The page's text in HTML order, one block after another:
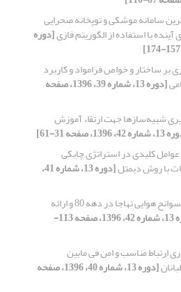
سامانه موشکی و توپخانه صحرایی
با استفاده از الگوریتم فازی[دوره
بر ساختار و خواص فرامواد و کاربرد
[دوره 13، شماره 39، 1396، صفحه
شبیه‌سازها جهت ارﺗﻘاء آموزش
1396، صفحه 31-61]
کلیدی در استراتژی چابکی
با روش دیمتل [دوره 13، شماره 41،
نقش خطای بصری در سوانح هوایی نهاجا در دهه 80 و ارائه
[دوره 13، شماره 42، 1396، صفحه 113-
ارتباط مناسب و امن فی مابین
[دوره 13، شماره 40، 1396، صفحه